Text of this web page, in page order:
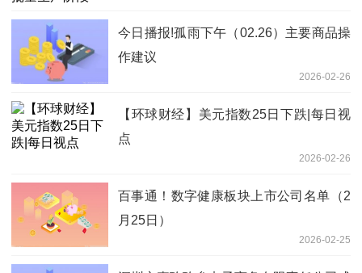
今日播报!孤雨下午（02.26）主要商品操
作建议
2026-02-26
【环球财经】美元指数25日下跌|每日视
点
2026-02-26
百事通！数字健康板块上市公司名单（2
月25日）
2026-02-25